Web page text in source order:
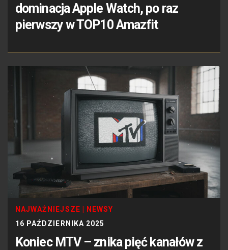
dominacja Apple Watch, po raz
pierwszy w TOP10 Amazfit
NAJWAŻNIEJSZE
NEWSY
16 PAŹDZIERNIKA 2025
Koniec MTV – znika pięć kanałów z